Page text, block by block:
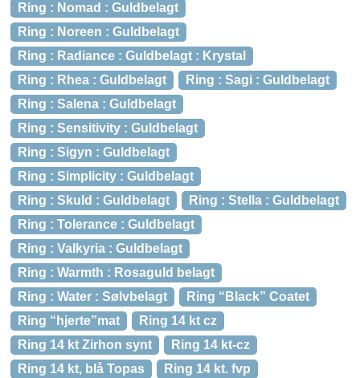
Ring : Nomad : Guldbelagt
Ring : Noreen : Guldbelagt
Ring : Radiance : Guldbelagt : Krystal
Ring : Rhea : Guldbelagt
Ring : Sagi : Guldbelagt
Ring : Salena : Guldbelagt
Ring : Sensitivity : Guldbelagt
Ring : Sigyn : Guldbelagt
Ring : Simplicity : Guldbelagt
Ring : Skuld : Guldbelagt
Ring : Stella : Guldbelagt
Ring : Tolerance : Guldbelagt
Ring : Valkyria : Guldbelagt
Ring : Warmth : Rosaguld belagt
Ring : Water : Sølvbelagt
Ring “Black” Coatet
Ring “hjerte”mat
Ring 14 kt cz
Ring 14 kt Zirhon synt
Ring 14 kt-cz
Ring 14 kt, blå Topas
Ring 14 kt. fvp